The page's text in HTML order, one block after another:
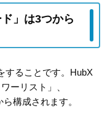
」は3つから
することです。HubX
ーリスト」、
構成されます。